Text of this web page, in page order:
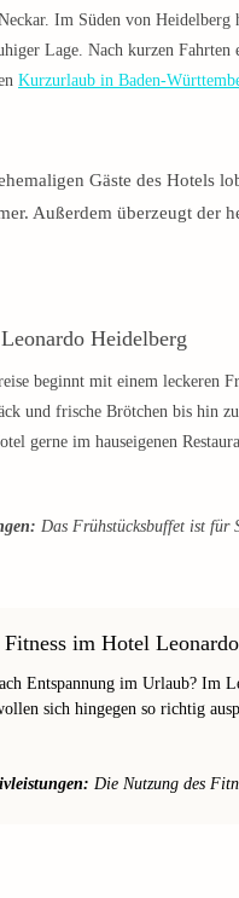
Im Süden von
Lage. Nach kurzen Fahrten
Kurzurlaub in Baden-
Gäste des Hotels
Außerdem überzeugt der
Heidelberg
beginnt mit einem leckeren
und frische Brötchen bis hin
gerne im hauseigenen
Das Frühstücksbuffet ist für
im Hotel
Entspannung im Urlaub? Im
sich hingegen so richtig
Die Nutzung des